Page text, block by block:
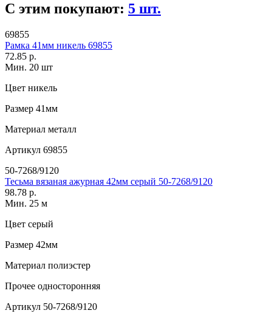
С этим покупают: 5 шт.
69855
Рамка 41мм никель 69855
72.85 р.
Мин. 20 шт
Цвет никель
Размер 41мм
Материал металл
Артикул 69855
50-7268/9120
Тесьма вязаная ажурная 42мм серый 50-7268/9120
98.78 р.
Мин. 25 м
Цвет серый
Размер 42мм
Материал полиэстер
Прочее односторонняя
Артикул 50-7268/9120